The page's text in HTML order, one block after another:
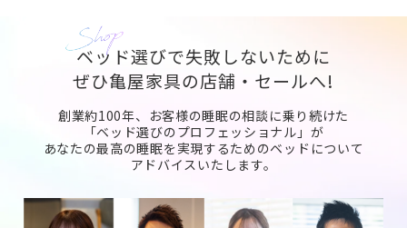
ベッド選びで失敗しないために
ぜひ亀屋家具の店舗・セールへ!
創業約100年、お客様の睡眠の相談に乗り続けた
「ベッド選びのプロフェッショナル」が
あなたの最高の睡眠を実現するためのベッドについて
アドバイスいたします。